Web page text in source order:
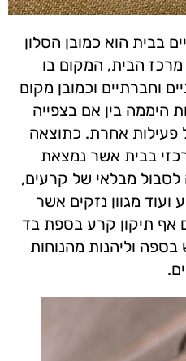
בבית הוא כמובן הסלון
הבית, המקום בו
וחברתיים וכמובן מקום
היממה בין אם בצפייה
פעילות אחרת. כתוצאה
בבית אשר נמצאת
לסבול מבלאי של קרעים,
ועוד מגוון נזקים אשר
אף תיקון קרע בספת בד
וליהנות מהנוחות